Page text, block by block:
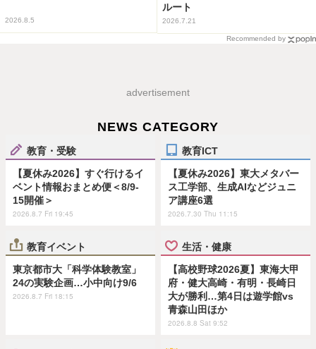
2026.8.5
ルート
2026.7.21
Recommended by
advertisement
NEWS CATEGORY
教育・受験
【夏休み2026】すぐ行けるイ
ベント情報おまとめ便＜8/9-
15開催＞
2026.8.7 Fri 19:45
教育ICT
【夏休み2026】東大メタバー
ス工学部、生成AIなどジュニ
ア講座6選
2026.7.30 Thu 11:15
教育イベント
東京都市大「科学体験教室」
24の実験企画…小中向け9/6
2026.8.7 Fri 18:15
生活・健康
【高校野球2026夏】東海大甲
府・健大高崎・有明・長崎日
大が勝利…第4日は遊学館vs
青森山田ほか
2026.8.8 Sat 9:52